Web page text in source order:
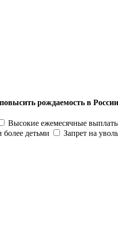
рождаемость в
Высокие ежемесячные
детьми Запрет на